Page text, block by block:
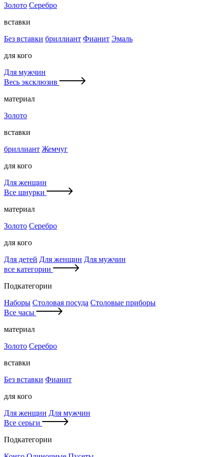
Золото Серебро
вставки
Без вставки бриллиант Фианит Эмаль
для кого
Для мужчин
Весь эксклюзив
материал
Золото
вставки
бриллиант Жемчуг
для кого
Для женщин
Все шнурки
материал
Золото Серебро
для кого
Для детей Для женщин Для мужчин
все категории
Подкатегории
Наборы Столовая посуда Столовые приборы
Все часы
материал
Золото Серебро
вставки
Без вставки Фианит
для кого
Для женщин Для мужчин
Все серьги
Подкатегории